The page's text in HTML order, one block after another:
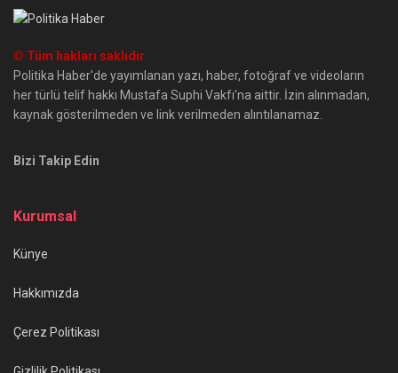
© Tüm hakları saklıdır
Politika Haber'de yayımlanan yazı, haber, fotoğraf ve videoların
her türlü telif hakkı Mustafa Suphi Vakfı'na aittir. İzin alınmadan,
kaynak gösterilmeden ve link verilmeden alıntılanamaz.
Bizi Takip Edin
Kurumsal
Künye
Hakkımızda
Çerez Politikası